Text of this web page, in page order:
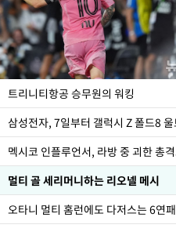
트리니티항공 승무원의 워킹
멀티 골 세리머니하는 리오넬 메시
오타니 멀티 홈런에도 다저스는 6연패